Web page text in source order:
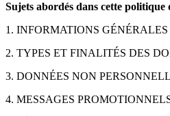
Sujets abordés dans cette politique
1. INFORMATIONS GÉNÉRALES
2. TYPES ET FINALITÉS DES
3. DONNÉES NON
4. MESSAGES